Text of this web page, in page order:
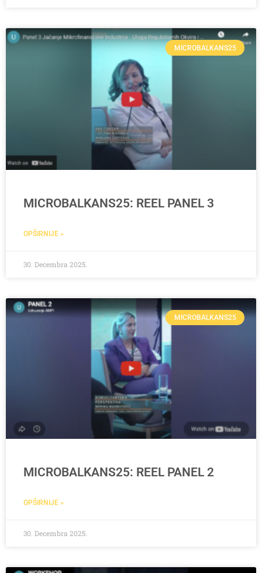
MICROBALKANS25
MICROBALKANS25: REEL PANEL 3
OPŠIRNIJE »
30. Decembra 2025.
MICROBALKANS25
MICROBALKANS25: REEL PANEL 2
OPŠIRNIJE »
30. Decembra 2025.